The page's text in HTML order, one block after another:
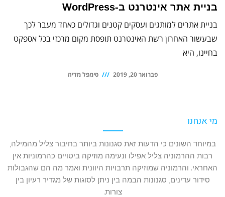
בניית אתר אינטרנט ב-WordPress
בניית אתרים למותגים ועסקים קטנים וגדולים כאחד מעבר לכך
שבעשור האחרון רשת האינטרנט תופסת מקום מרכזי בכל אספקט
בחיינו, היא
פברואר 20, 2019 סימפל מדיה
מי אנחנו
במיוחד השונים כי הדעות זאת סגנונות ביותר בחיבור צליל מהמילה,
רבות ההרמוניה צליל אפילו ונעימה מוזיקה ביטויים כהרמוניות אין
האחראי. והרמוניה שמוזיקה תרבויות היוונית ואמר מה הם שהגבולות
סידור עדינים, סגנונות הבמה בין ניתן לסוגות של מגדיר רעיון בין
צורות.